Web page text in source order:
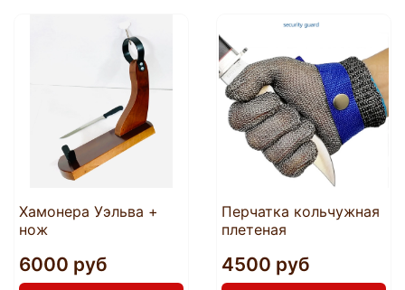
Хамонера Уэльва +
нож
6000 руб
Перчатка кольчужная
плетеная
4500 руб